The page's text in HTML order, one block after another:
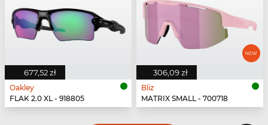
677,52 zł
Oakley
FLAK 2.0 XL - 918805
306,09 zł
Bliz
MATRIX SMALL - 700718